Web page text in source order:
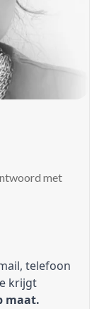
met
telefoon
krijgt
maat.